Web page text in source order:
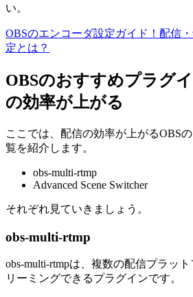
い。
OBSのエンコーダ設定ガイド！配信
定とは？
OBSのおすすめプラグ
の効率が上がる
ここでは、配信の効率が上がるOBS
覧を紹介します。
obs-multi-rtmp
Advanced Scene Switcher
それぞれ見ていきましょう。
obs-multi-rtmp
obs-multi-rtmpは、複数の配信プラッ
リーミングできるプラグインです。